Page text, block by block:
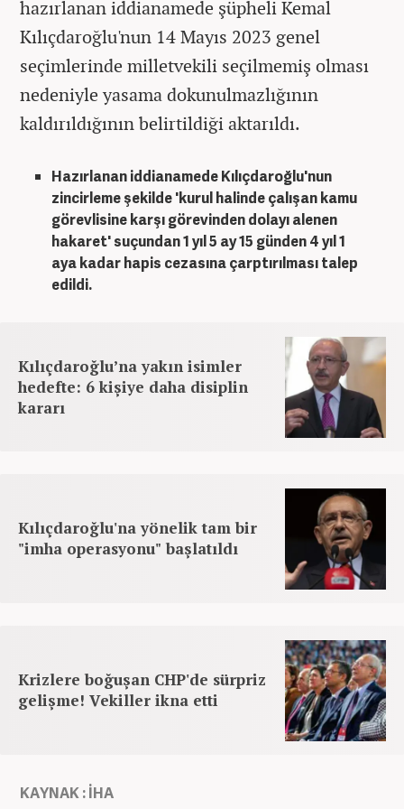
hazırlanan iddianamede şüpheli Kemal
Kılıçdaroğlu'nun 14 Mayıs 2023 genel
seçimlerinde milletvekili seçilmemiş olması
nedeniyle yasama dokunulmazlığının
kaldırıldığının belirtildiği aktarıldı.
Hazırlanan iddianamede Kılıçdaroğlu'nun
zincirleme şekilde 'kurul halinde çalışan kamu
görevlisine karşı görevinden dolayı alenen
hakaret' suçundan 1 yıl 5 ay 15 günden 4 yıl 1
aya kadar hapis cezasına çarptırılması talep
edildi.
Kılıçdaroğlu’na yakın isimler
hedefte: 6 kişiye daha disiplin
kararı
Kılıçdaroğlu'na yönelik tam bir
"imha operasyonu" başlatıldı
Krizlere boğuşan CHP'de sürpriz
gelişme! Vekiller ikna etti
KAYNAK : İHA